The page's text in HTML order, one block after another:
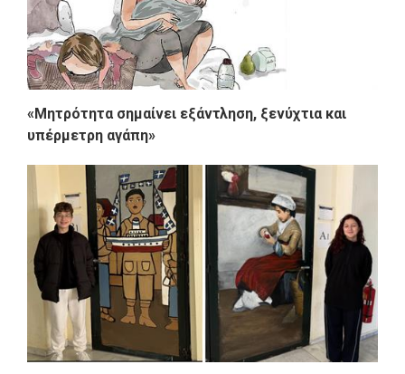
«Μητρότητα σημαίνει εξάντληση, ξενύχτια και
υπέρμετρη αγάπη»